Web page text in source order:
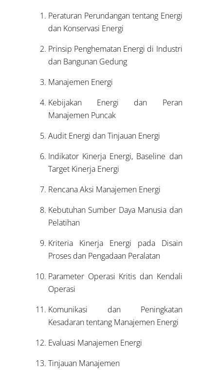
Peraturan Perundangan tentang Energi
dan Konservasi Energi
Prinsip Penghematan Energi di Industri
dan Bangunan Gedung
Manajemen Energi
Kebijakan Energi dan Peran
Manajemen Puncak
Audit Energi dan Tinjauan Energi
Indikator Kinerja Energi, Baseline dan
Target Kinerja Energi
Rencana Aksi Manajemen Energi
Kebutuhan Sumber Daya Manusia dan
Pelatihan
Kriteria Kinerja Energi pada Disain
Proses dan Pengadaan Peralatan
Parameter Operasi Kritis dan Kendali
Operasi
Komunikasi dan Peningkatan
Kesadaran tentang Manajemen Energi
Evaluasi Manajemen Energi
Tinjauan Manajemen